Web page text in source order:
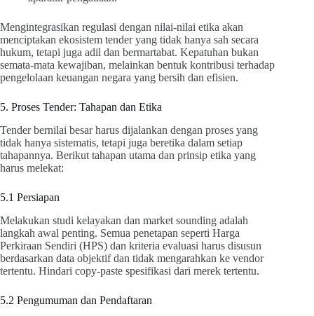
Mengintegrasikan regulasi dengan nilai-nilai etika akan
menciptakan ekosistem tender yang tidak hanya sah secara
hukum, tetapi juga adil dan bermartabat. Kepatuhan bukan
semata-mata kewajiban, melainkan bentuk kontribusi terhadap
pengelolaan keuangan negara yang bersih dan efisien.
5. Proses Tender: Tahapan dan Etika
Tender bernilai besar harus dijalankan dengan proses yang
tidak hanya sistematis, tetapi juga beretika dalam setiap
tahapannya. Berikut tahapan utama dan prinsip etika yang
harus melekat:
5.1 Persiapan
Melakukan studi kelayakan dan market sounding adalah
langkah awal penting. Semua penetapan seperti Harga
Perkiraan Sendiri (HPS) dan kriteria evaluasi harus disusun
berdasarkan data objektif dan tidak mengarahkan ke vendor
tertentu. Hindari copy-paste spesifikasi dari merek tertentu.
5.2 Pengumuman dan Pendaftaran